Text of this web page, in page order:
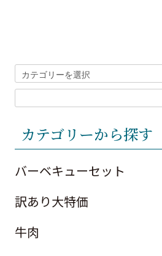
カテゴリーから探す
バーベキューセット
訳あり大特価
牛肉